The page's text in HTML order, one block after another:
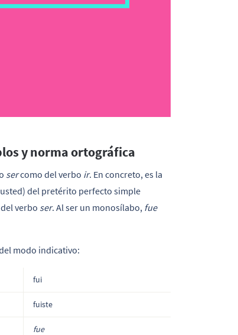
y norma ortográfica
sercomo del verbo ir. En concreto, es la
del pretérito perfecto simple
verbo ser. Al ser un monosílabo, fue
modo indicativo:
fui
fuiste
fue